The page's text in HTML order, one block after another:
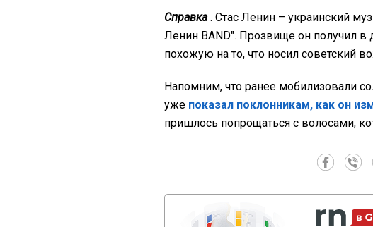
Справка. Стас Ленин – украинский
Ленин BAND". Прозвище он получил в
похожую на то, что носил советский
Напомним, что ранее мобилизовали
уже показал поклонникам, как он
пришлось попрощаться с волосами,